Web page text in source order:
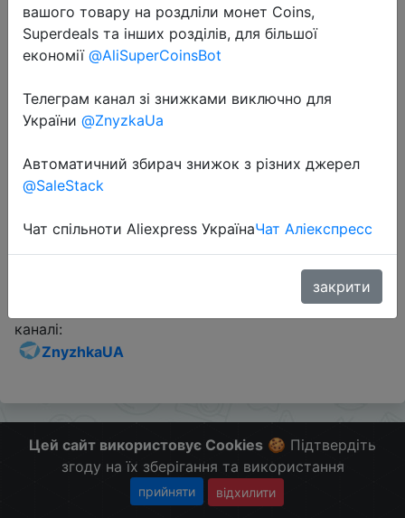
$10.99
Промокод:
Слідкуйте за знижками на мобільному, в телеграм
каналі:
ZnyzhkaUA
Цей сайт використовує Cookies 🍪 Підтвердіть
згоду на їх зберігання та використання
прийняти відхилити
вашого товару на роздліли монет Coins,
Superdeals та інших розділів, для більшої
економії @AliSuperCoinsBot
Телеграм канал зі знижками виключно для
України @ZnyzkaUa
Автоматичний збирач знижок з різних джерел
@SaleStack
Чат спільноти Aliexpress УкраїнаЧат Аліекспресс
закрити